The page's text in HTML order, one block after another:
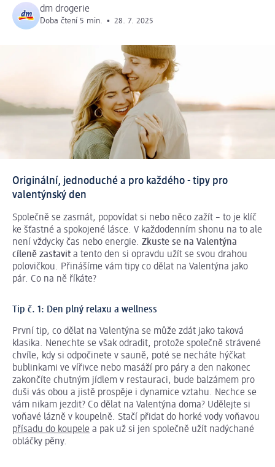
dm drogerie
Doba čtení 5 min. • 28. 7. 2025
Originální, jednoduché a pro každého - tipy pro
valentýnský den
Společně se zasmát, popovídat si nebo něco zažít – to je klíč
ke šťastné a spokojené lásce. V každodenním shonu na to ale
není vždycky čas nebo energie. Zkuste se na Valentýna
cíleně zastavit a tento den si opravdu užít se svou drahou
polovičkou. Přinášíme vám tipy co dělat na Valentýna jako
pár. Co na ně říkáte?
Tip č. 1: Den plný relaxu a wellness
První tip, co dělat na Valentýna se může zdát jako taková
klasika. Nenechte se však odradit, protože společně strávené
chvíle, kdy si odpočinete v sauně, poté se necháte hýčkat
bublinkami ve vířivce nebo masáží pro páry a den nakonec
zakončíte chutným jídlem v restauraci, bude balzámem pro
duši vás obou a jistě prospěje i dynamice vztahu. Nechce se
vám nikam jezdit? Co dělat na Valentýna doma? Udělejte si
voňavé lázně v koupelně. Stačí přidat do horké vody voňavou
přísadu do koupele a pak už si jen společně užít nadýchané
obláčky pěny.